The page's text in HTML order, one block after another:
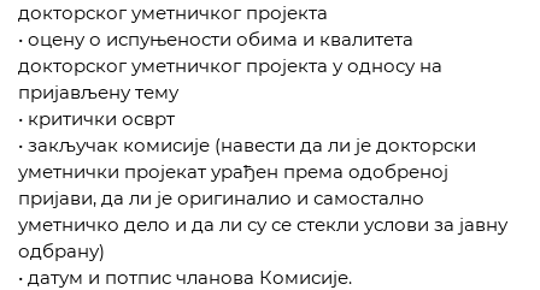
докторског уметничког пројекта
• оцену о испуњености обима и квалитета
докторског уметничког пројекта у односу на
пријављену тему
• критички осврт
• закључак комисије (навести да ли је докторски
уметнички пројекат урађен према одобреној
пријави, да ли је оригиналио и самостално
уметничко дело и да ли су се стекли услови за јавну
одбрану)
• датум и потпис чланова Комисије.